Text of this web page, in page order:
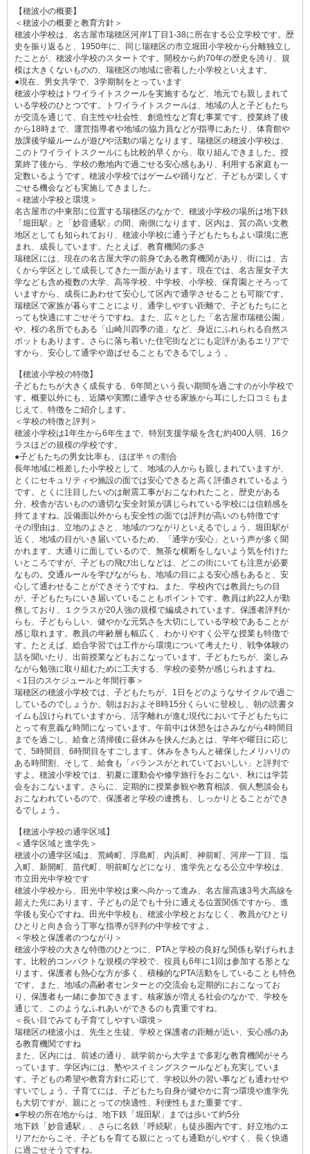
【穂波小の概要】
＜穂波小の概要と教育方針＞
穂波小学校は、名古屋市瑞穂区河岸1丁目1-38に所在する公立学校です。歴
史を振り返ると、1950年に、同じ瑞穂区の市立堀田小学校から分離独立し
たことが、穂波小学校のスタートです。開校から約70年の歴史を誇り、規
模は大きくないものの、瑞穂区の地域に密着した小学校といえます。
●現在、男女共学で、3学期制をとっています
穂波小学校はトワイライトスクールを実施するなど、地元でも親しまれて
いる学校のひとつです。トワイライトスクールは、地域の人と子どもたち
が交流を通じて、自主性や社会性、創造性など育む事業です。授業終了後
から18時まで、運営指導者や地域の協力員などが指導にあたり、体育館や
放課後学級ルームが遊びや活動の場となります。瑞穂区の穂波小学校は、
このトワイライトスクールにも比較的早くから、取り組んできました。授
業終了後から、学校の敷地内で過ごせる安心感もあり、利用する家庭も一
定数いるようです。穂波小学校ではゲームや踊りなど、子どもが楽しくす
ごせる機会なども実施してきました。
＜穂波小学校と環境＞
名古屋市の中東部に位置する瑞穂区のなかで、穂波小学校の場所は地下鉄
「堀田駅」と「妙音通駅」の間、南側になります。区内は、質の高い文教
地区としても知られており、穂波小学校に通う子どもたちもよい環境に恵
まれ、成長しています。たとえば、教育機関の多さ
瑞穂区には、現在の名古屋大学の前身である教育機関があり、街には、古
くから学区として成長してきた一面があります。現在では、名古屋女子大
学なども含め複数の大学、高等学校、中学校、小学校、保育園とそろって
いますから、成長にあわせて安心して区内で通学させることも可能です。
瑞穂区で家族が暮らすことにより、通学しやすい距離で、子どもたちにと
っても快適にすごせそうですね。また、広々とした「名古屋市瑞穂公園」
や、桜の名所でもある「山崎川四季の道」など、身近にふれられる自然ス
ポットもあります。さらに落ち着いた住宅街などにも定評があるエリアで
すから、安心して通学や遊ばせることもできるでしょう 。
【穂波小学校の特徴】
子どもたちが大きく成長する、6年間という長い期間を過ごすのが小学校で
す。概要以外にも、近隣や実際に通学させる家族から耳にした口コミもま
じえて、特徴をご紹介します。
＜学校の特徴と評判＞
穂波小学校は1年生から6年生まで、特別支援学級を含む約400人弱、16ク
ラスほどの規模の学校です。
●子どもたちの男女比率も、ほぼ半々の割合
長年地域に根差した小学校として、地域の人からも親しまれていますが、
とくにセキュリティや施設の面では安心できると高く評価されているよう
です。とくに注目したいのは耐震工事がおこなわれたこと。歴史がある
分、校舎が古いものの適切な安全対策が講じられている学校には信頼感を
持てますね。設備面以外からも安全性の面では評判が高いのも特徴です
その理由は、立地のよさと、地域のつながりといえるでしょう。堀田駅が
近く、地域の目がいき届いているため、「通学が安心」という声が多く聞
かれます。大通りに面しているので、無茶な横断をしないよう気を付けた
いところですが、子どもの飛び出しなどは、どこの街にいても注意が必要
なもの。交通ルールを学びながらも、地域の目による安心感もあると、安
心して通わせることができそうですね。また、学校内では教員たちの目
が、子どもたちにいき届いていることもポイントです。教員は約22人が勤
務しており、１クラスが20人強の規模で編成されています。保護者評判か
らも、子どもらしい、健やかな元気さを大切にしている学校であることが
感じ取れます。教員の年齢層も幅広く、わかりやすく公平な授業も特徴で
す。たとえば、総合学習では工作から環境について考えたり、戦争体験の
話を聞いたり、出前授業などもおこなっています。子どもたちが、楽しみ
ながら勉強に取り組むために工夫する、学校の姿勢が感じられますね。
＜1日のスケジュールと年間行事＞
瑞穂区の穂波小学校では、子どもたちが、1日をどのようなサイクルで過ご
しているのでしょうか。朝はおおよそ8時15分くらいに登校し、朝の読書タ
イムも設けられていますから、活字離れが進む現代において子どもたちに
とって有意義な時間になっています。午前中は休憩をはさみながら4時間目
までを過ごし、給食と清掃後に昼休みを挟んだあとは、学年や曜日に応じ
て、5時間目、6時間目をすごします。休みをきちんと確保したメリハリの
ある時間割、そして、給食も「バランスがとれていておいしい」と評判で
すよ。穂波小学校では、初夏に運動会や修学旅行をおこない、秋には学芸
会をおこないます。さらに、定期的に授業参観や教育相談、個人懇談会も
おこなわれているので、保護者と学校の連携も、しっかりとることができ
るでしょう。
【穂波小学校の通学区域】
＜通学区域と進学先＞
穂波小の通学区域は、荒崎町、浮島町、内浜町、神前町、河岸一丁目、塩
入町、新開町、苗代町、明前町などになり、進学先となる公立中学校は、
市立田光中学校です
穂波小学校から、田光中学校は東へ向かって進み、名古屋高速3号大高線を
超えた先にあります。子どもの足でも十分に通える位置関係ですから、進
学後も安心ですね。田光中学校も、穂波小学校とおなじく、教員がひとり
ひとりと向き合う丁寧な指導が評判の中学校ですよ。
＜学校と保護者のつながり＞
穂波小学校の大きな特徴のひとつに、PTAと学校の良好な関係も挙げられま
す。比較的コンパクトな規模の学校で、役員も6年に1回は参加する形とな
ります。保護者も熱心な方が多く、積極的なPTA活動をしていることも特色
です。また、地域の高齢者センターとの交流会も定期的におこなってお
り、保護者も一緒に参加できます。核家族が増える社会のなかで、学校を
通じて、このようなふれあいができるのも貴重ですね。
＜長い目でみても子育てしやすい環境＞
瑞穂区の穂波小は、先生と生徒、学校と保護者の距離が近い、安心感のあ
る教育機関ですね
また、区内には、前述の通り、就学前から大学まで多彩な教育機関がそろ
っています。学区内には、塾やスイミングスクールなども充実していま
す。子どもの希望や教育方針に応じて、学校以外の習い事なども通わせや
すいでしょう。子育てには、子どもたち自身が健やかに育つ環境や進学先
も大切ですが、親にとっての快適性、利便性もまた重要です。
●学校の所在地からは、地下鉄「堀田駅」までは歩いて約5分
地下鉄「妙音通駅」、さらに名鉄「呼続駅」も徒歩圏内です。好立地のエ
リアだからこそ、子どもを育てる親にとっても通勤がしやすく、長く快適
に過ごせそうですね。